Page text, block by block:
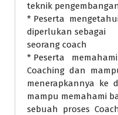
teknik
* Peserta
diperlukan sebagai
seorang coach
* Peserta
Coaching dan
menerapkannya ke
mampu memahami
sebuah proses